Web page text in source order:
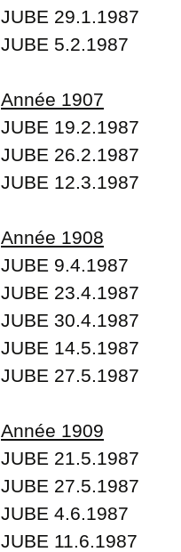
JUBE 29.1.1987
JUBE 5.2.1987
Année 1907
JUBE 19.2.1987
JUBE 26.2.1987
JUBE 12.3.1987
Année 1908
JUBE 9.4.1987
JUBE 23.4.1987
JUBE 30.4.1987
JUBE 14.5.1987
JUBE 27.5.1987
Année 1909
JUBE 21.5.1987
JUBE 27.5.1987
JUBE 4.6.1987
JUBE 11.6.1987